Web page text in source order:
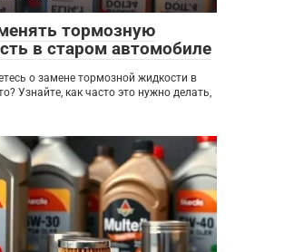
тормозную
в старом автомобиле
о замене тормозной жидкости в
Узнайте, как часто это нужно делать,